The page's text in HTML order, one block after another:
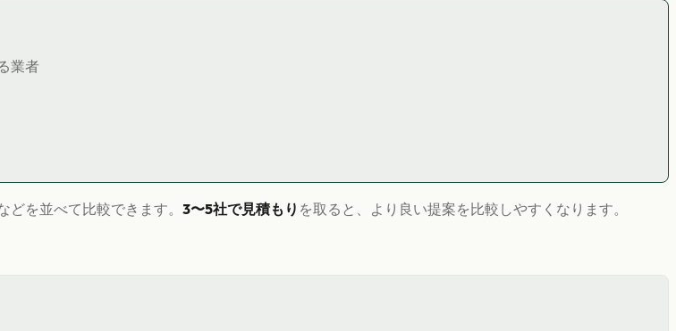
業者
を並べて比較できます。 3〜5社で見積もり を取ると、より良い提案を比較しやすくなります。